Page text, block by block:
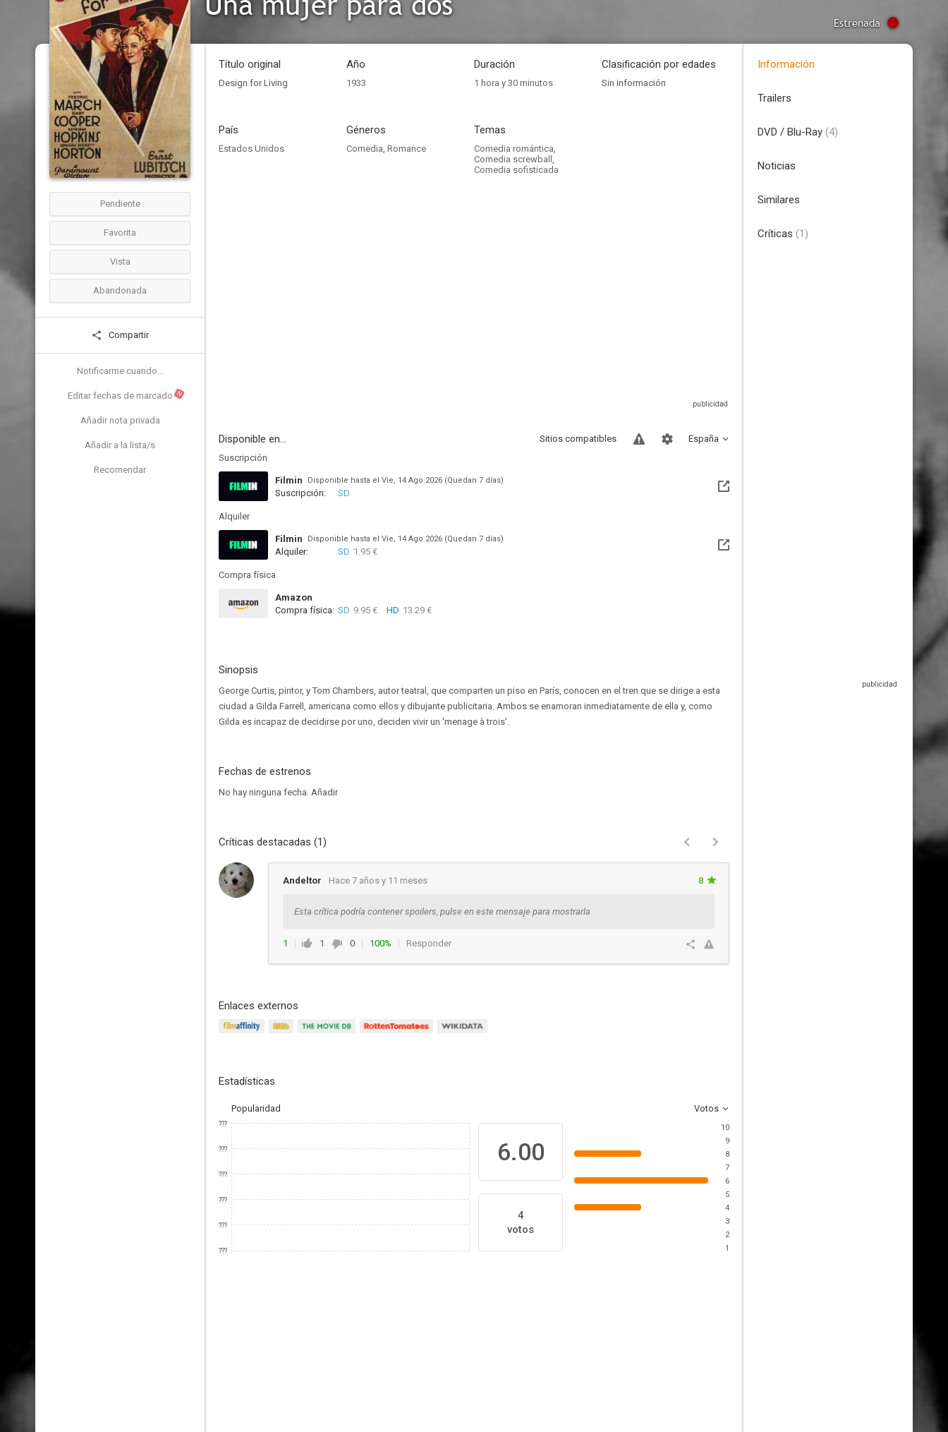
Estrenada
Pendiente
Favorita
Vista
Abandonada
Compartir
Notificarme cuando...
Editar fechas de marcado N
Añadir nota privada
Añadir a la lista/s
Recomendar
Título original
Design for Living
Año
1933
Duración
1 hora y 30 minutos
Clasificación por edades
Sin información
País
Estados Unidos
Géneros
Comedia, Romance
Temas
Comedia romántica,
Comedia screwball ,
Comedia sofisticada
Disponible en... España
Sitios compatibles
Suscripción
Filmin Disponible hasta el Vie, 14 Ago 2026 (Quedan 7 días)
Suscripción: SD
Alquiler
Filmin Disponible hasta el Vie, 14 Ago 2026 (Quedan 7 días)
Alquiler: SD 1.95 €
Compra física
Amazon
Compra física: SD 9.95 € HD 13.29 €
Sinopsis
George Curtis, pintor, y Tom Chambers, autor teatral, que comparten un piso en París, conocen en el tren que se dirige a esta
ciudad a Gilda Farrell, americana como ellos y dibujante publicitaria. Ambos se enamoran inmediatamente de ella y, como
Gilda es incapaz de decidirse por uno, deciden vivir un 'menage à trois'.
Fechas de estrenos
No hay ninguna fecha. Añadir
Críticas destacadas (1)
Andeltor Hace 7 años y 11 meses 8
Esta crítica podría contener spoilers, pulse en este mensaje para mostrarla
1 1 0 100% Responder
Enlaces externos
Estadísticas
Popularidad Votos
???
???
???
???
???
???
6.00
4
votos
10
9
8
7
6
5
4
3
2
1
Información
Trailers
DVD / Blu-Ray (4)
Noticias
Similares
Críticas (1)